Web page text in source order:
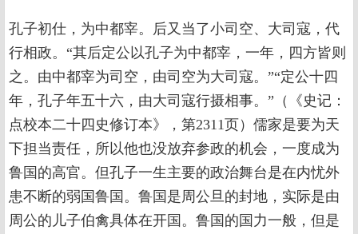
孔子初仕，为中都宰。后又当了小司空、大司寇，代
行相政。“其后定公以孔子为中都宰，一年，四方皆则
之。由中都宰为司空，由司空为大司寇。”“定公十四
年，孔子年五十六，由大司寇行摄相事。”（《史记：
点校本二十四史修订本》，第2311页）儒家是要为天
下担当责任，所以他也没放弃参政的机会，一度成为
鲁国的高官。但孔子一生主要的政治舞台是在内忧外
患不断的弱国鲁国。鲁国是周公旦的封地，实际是由
周公的儿子伯禽具体在开国。鲁国的国力一般，但是